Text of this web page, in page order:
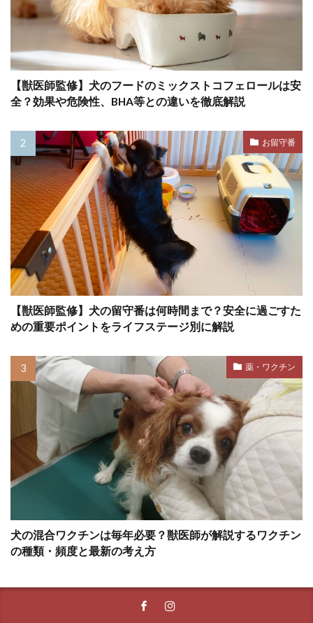
フリスビー
フリーズ
フロントクリップ
フロントクリップハーネス
フローディング
フローリング
フード
フードアレルギー
ブドウ
ブドウ膜炎
ブラッシング
プレイセラピー
プレイバウ
プレウォッシュ
プレッシャー
プロバイオティクス
ヘソ天
ヘルスケア
ヘルニア
ベッド
ベッドメイキング
ベッドメーキング
ベリーアップ
ベロ
ペインポイント
ペットカメラ
ペットカート
ペットゲート
ペットシッター
ペットシーツ
ペットフード安全法
ペット旅行
ホエールアイ
ホリホリ
ホルモン
ボディコンディションスコア
ボディランゲージ
ボディーランゲージ
ポイント
ポジティブ
ポジティブトレーニング
ポジティブループ
ポジティブ・トレーニング
ポジティブ・リインフォースメント
マウンティング
マズル
マズルコントロール
マダニ
マッサージ
マテ
マナー
マナーウェア
マンション暮らし
【獣医師監修】犬のフードのミックストコフェロールは安
全？効果や危険性、BHA等との違いを徹底解説
お留守番
【獣医師監修】犬の留守番は何時間まで？安全に過ごすた
めの重要ポイントをライフステージ別に解説
薬・ワクチン
犬の混合ワクチンは毎年必要？獣医師が解説するワクチン
の種類・頻度と最新の考え方